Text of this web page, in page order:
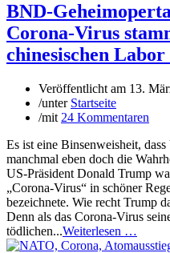
BND-
Corona-Virus
chinesischen
Veröffentlicht am 13.
/unter Startseite
/mit 24 Kommentaren
Es ist eine Binsenweisheit,
manchmal eben doch die
US-Präsident Donald Trump
„Corona-Virus“ in schöner
bezeichnete. Wie recht Trump
Denn als das Corona-Virus
tödlichen...Weiterlesen …